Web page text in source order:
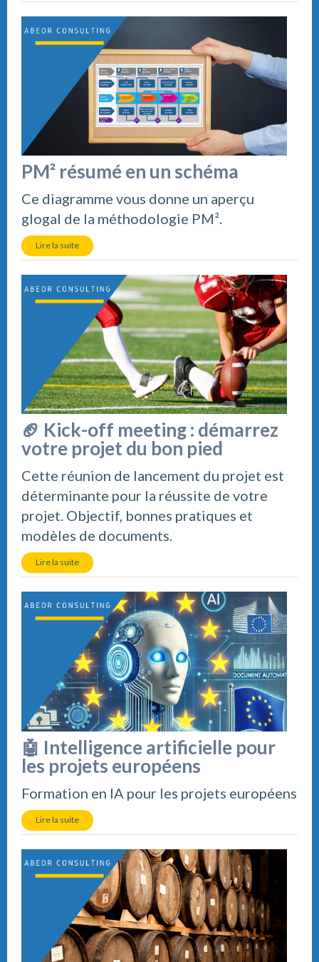
PM² résumé en un schéma
Ce diagramme vous donne un aperçu
glogal de la méthodologie PM².
Lire la suite
🏈 Kick-off meeting : démarrez
votre projet du bon pied
Cette réunion de lancement du projet est
déterminante pour la réussite de votre
projet. Objectif, bonnes pratiques et
modèles de documents.
Lire la suite
🤖 Intelligence artificielle pour
les projets européens
Formation en IA pour les projets européens
Lire la suite